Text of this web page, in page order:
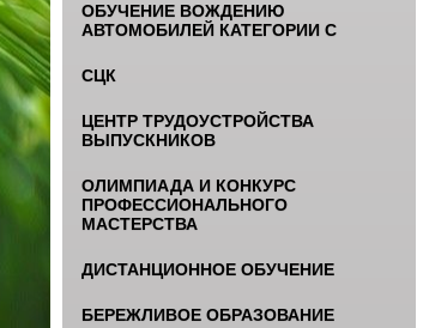
ОБУЧЕНИЕ ВОЖДЕНИЮ
АВТОМОБИЛЕЙ КАТЕГОРИИ С
СЦК
ЦЕНТР ТРУДОУСТРОЙСТВА
ВЫПУСКНИКОВ
ОЛИМПИАДА И КОНКУРС
ПРОФЕССИОНАЛЬНОГО
МАСТЕРСТВА
ДИСТАНЦИОННОЕ ОБУЧЕНИЕ
БЕРЕЖЛИВОЕ ОБРАЗОВАНИЕ